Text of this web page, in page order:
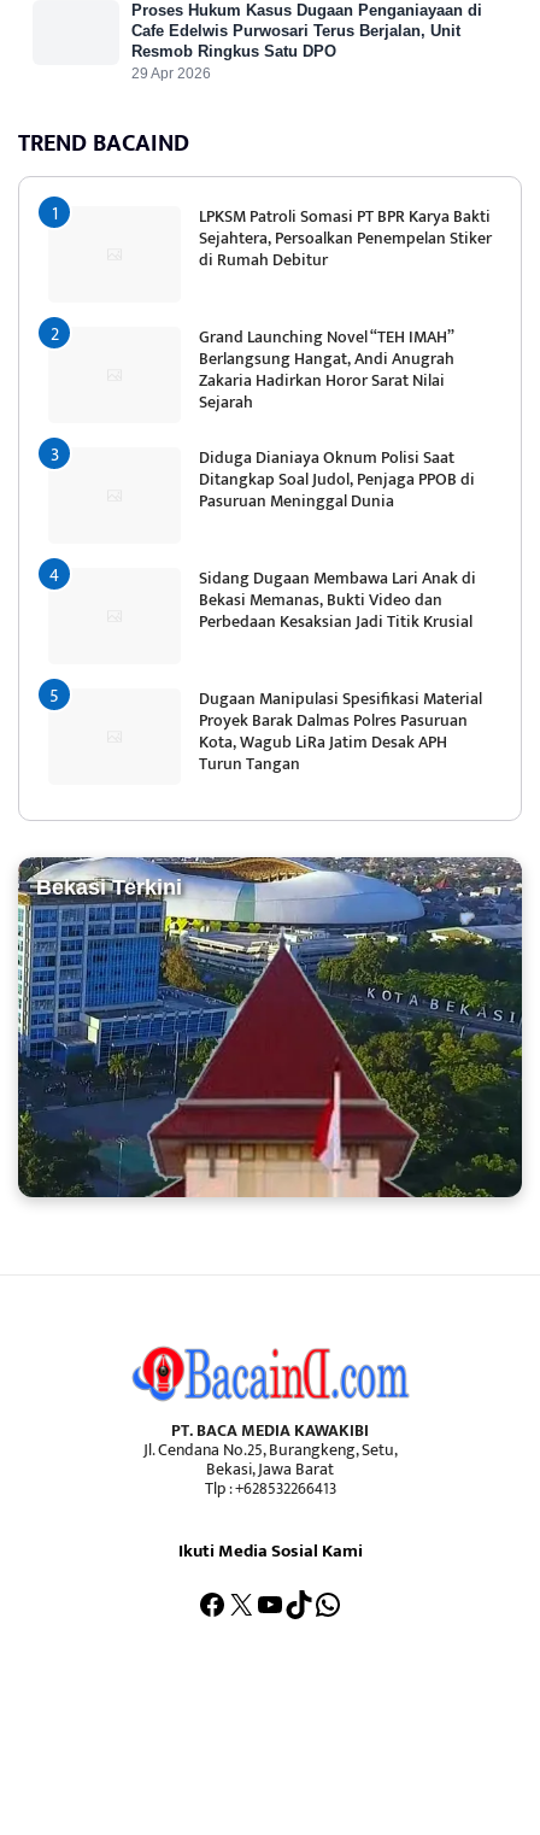
Proses Hukum Kasus Dugaan Penganiayaan di
Cafe Edelwis Purwosari Terus Berjalan, Unit
Resmob Ringkus Satu DPO
29 Apr 2026
TREND BACAIND
LPKSM Patroli Somasi PT BPR Karya Bakti
Sejahtera, Persoalkan Penempelan Stiker
di Rumah Debitur
Grand Launching Novel “TEH IMAH”
Berlangsung Hangat, Andi Anugrah
Zakaria Hadirkan Horor Sarat Nilai
Sejarah
Diduga Dianiaya Oknum Polisi Saat
Ditangkap Soal Judol, Penjaga PPOB di
Pasuruan Meninggal Dunia
Sidang Dugaan Membawa Lari Anak di
Bekasi Memanas, Bukti Video dan
Perbedaan Kesaksian Jadi Titik Krusial
Dugaan Manipulasi Spesifikasi Material
Proyek Barak Dalmas Polres Pasuruan
Kota, Wagub LiRa Jatim Desak APH
Turun Tangan
Bekasi Terkini
PT. BACA MEDIA KAWAKIBI
Jl. Cendana No.25, Burangkeng, Setu,
Bekasi, Jawa Barat
Tlp : +628532266413
Ikuti Media Sosial Kami
Facebook
X YouTube
TikTokWhatsApp